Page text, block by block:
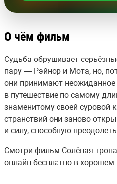
О чём фильм
Судьба обрушивает
пару — Рэйнор и Мота, но,
они принимают неожиданное
в путешествие по самому
знаменитому своей суровой
странствий они заново
и силу, способную
Смотри фильм Солёная
онлайн бесплатно в хорошем